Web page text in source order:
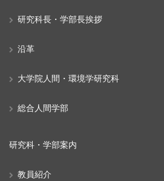
研究科長・学部長挨拶
沿革
大学院人間・環境学研究科
総合人間学部
研究科・学部案内
教員紹介